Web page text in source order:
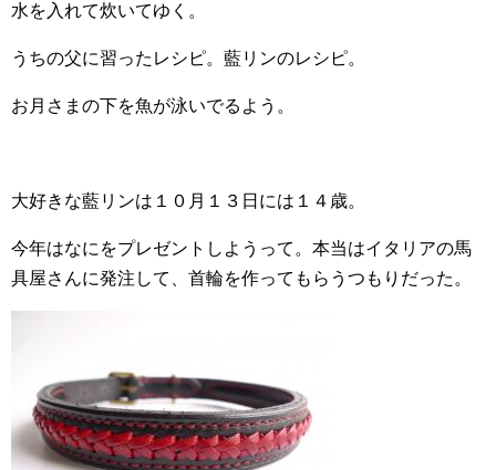
水を入れて炊いてゆく。
うちの父に習ったレシピ。藍リンのレシピ。
お月さまの下を魚が泳いでるよう。
大好きな藍リンは１０月１３日には１４歳。
今年はなにをプレゼントしようって。本当はイタリアの馬
具屋さんに発注して、首輪を作ってもらうつもりだった。